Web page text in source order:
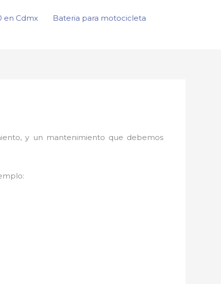
en Cdmx Bateria para motocicleta
y un mantenimiento que debemos